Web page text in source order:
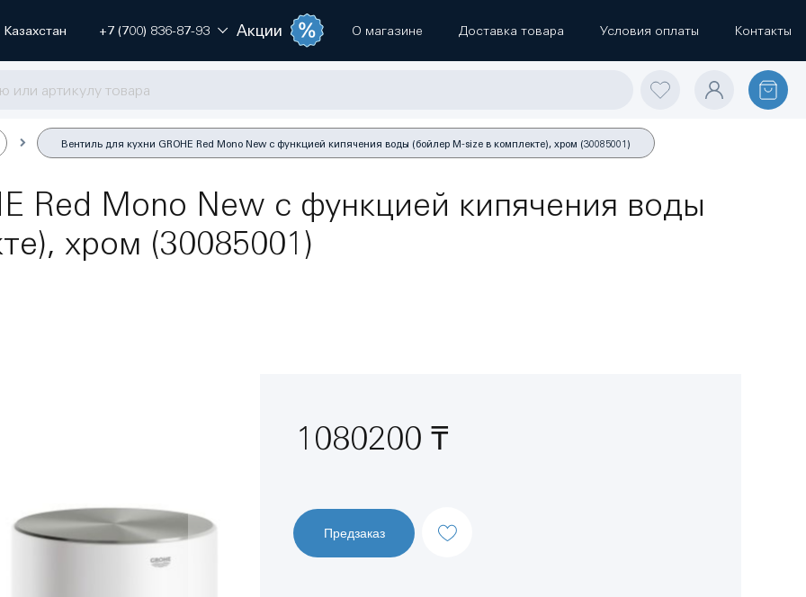
Казахстан +7 (700) 836-87-93 Акции О магазине Доставка товара Условия оплаты Контакты
Вентиль для кухни GROHE Red Mono New с функцией кипячения воды (бойлер M-size в комплекте), хром (30085001)
Red Mono New с функцией кипячения воды
хром (30085001)
1080200 ₸
Предзаказ